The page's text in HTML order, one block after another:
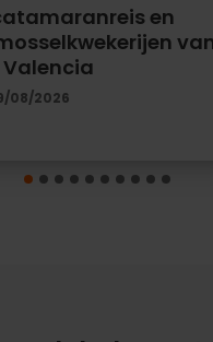
en
08/2026